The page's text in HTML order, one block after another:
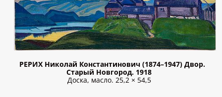
РЕРИХ Николай Константинович (1874–1947) Двор.
Старый Новгород. 1918
Доска, масло. 25,2 × 54,5